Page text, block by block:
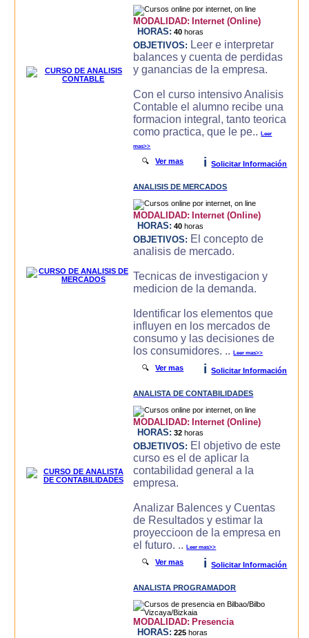
MODALIDAD: Internet (Online)
HORAS: 40 horas
OBJETIVOS: Leer e interpretar
balances y cuenta de perdidas
y ganancias de la empresa.
Con el curso intensivo Analisis
Contable el alumno recibe una
formacion integral, tanto teorica
como practica, que le pe..Leer
mas>>
🔍Ver mas i Solicitar Información
ANALISIS DE MERCADOS
MODALIDAD: Internet (Online)
HORAS: 40 horas
OBJETIVOS: El concepto de
analisis de mercado.
Tecnicas de investigacion y
medicion de la demanda.
Identificar los elementos que
influyen en los mercados de
consumo y las decisiones de
los consumidores. ..Leer mas>>
🔍Ver mas i Solicitar Información
ANALISTA DE CONTABILIDADES
MODALIDAD: Internet (Online)
HORAS: 32 horas
OBJETIVOS: El objetivo de este
curso es el de aplicar la
contabilidad general a la
empresa.
Analizar Balences y Cuentas
de Resultados y estimar la
proyeccioon de la empresa en
el futuro. ..Leer mas>>
🔍Ver mas i Solicitar Información
ANALISTA PROGRAMADOR
MODALIDAD: Presencia
HORAS: 225 horas